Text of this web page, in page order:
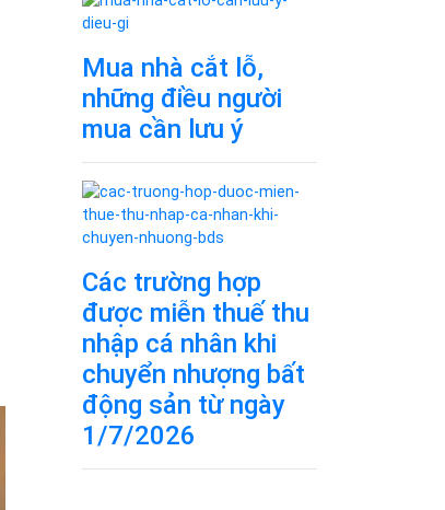
Mua nhà cắt lỗ,
những điều người
mua cần lưu ý
Các trường hợp
được miễn thuế thu
nhập cá nhân khi
chuyển nhượng bất
động sản từ ngày
1/7/2026